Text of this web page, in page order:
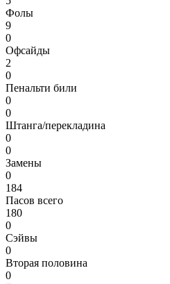
Фолы
9
0
Офсайды
2
0
Пенальти били
0
0
Штанга/перекладина
0
0
Замены
0
184
Пасов всего
180
0
Сэйвы
0
Вторая половина
0